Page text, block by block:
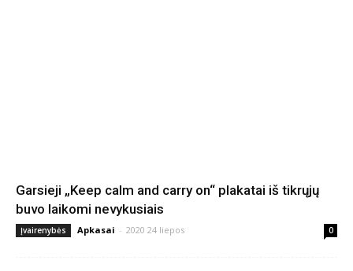
Garsieji „Keep calm and carry on“ plakatai iš tikrųjų
buvo laikomi nevykusiais
Įvairenybės Apkasai - 2020 24 liepos 0